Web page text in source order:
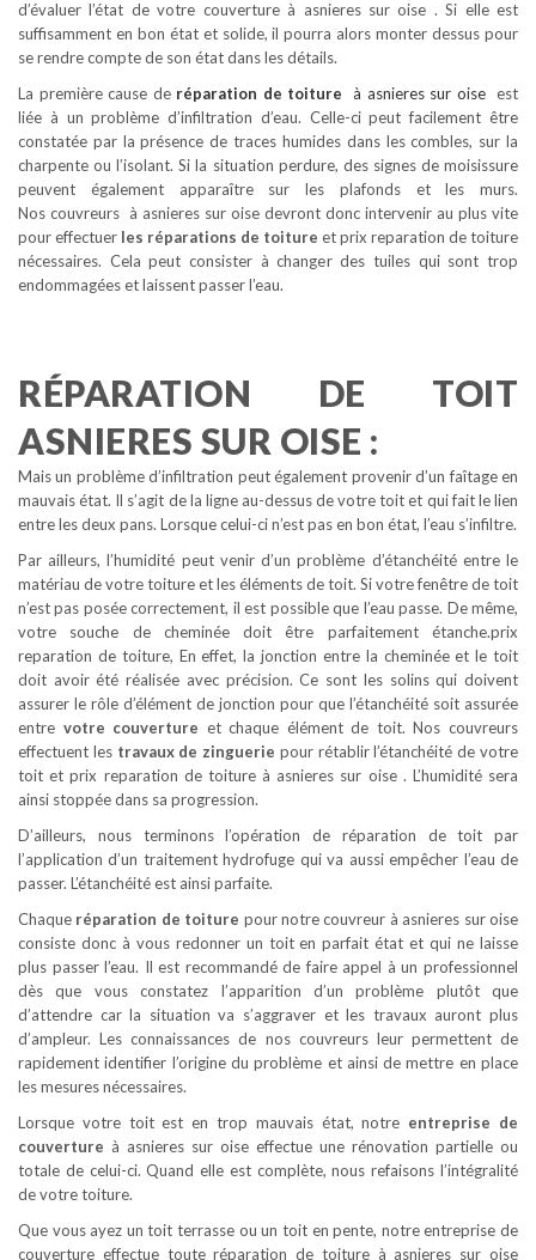
d’évaluer l’état de votre couverture à asnieres sur oise . Si elle est
suffisamment en bon état et solide, il pourra alors monter dessus pour
se rendre compte de son état dans les détails.
La première cause deréparation de toiture à asnieres sur oiseest
liée à un problème d’infiltration d’eau. Celle-ci peut facilement être
constatée par la présence de traces humides dans les combles, sur la
charpente ou l’isolant. Si la situation perdure, des signes de moisissure
peuvent également apparaître sur les plafonds et les murs.
Nos couvreurs à asnieres sur oise devront donc intervenir au plus vite
pour effectuer les réparations de toiture et prix reparation de toiture
nécessaires. Cela peut consister à changer des tuiles qui sont trop
endommagées et laissent passer l’eau.
RÉPARATION DE TOIT
ASNIERES SUR OISE :
Mais un problème d’infiltration peut également provenir d’un faîtage en
mauvais état. Il s’agit de la ligne au-dessus de votre toit et qui fait le lien
entre les deux pans. Lorsque celui-ci n’est pas en bon état, l’eau s’infiltre.
Par ailleurs, l’humidité peut venir d’un problème d’étanchéité entre le
matériau de votre toiture et les éléments de toit. Si votre fenêtre de toit
n’est pas posée correctement, il est possible que l’eau passe. De même,
votre souche de cheminée doit être parfaitement étanche.prix
reparation de toiture, En effet, la jonction entre la cheminée et le toit
doit avoir été réalisée avec précision. Ce sont les solins qui doivent
assurer le rôle d’élément de jonction pour que l’étanchéité soit assurée
entre votre couverture et chaque élément de toit. Nos couvreurs
effectuent lestravaux de zinguerie pour rétablir l’étanchéité de votre
toit et prix reparation de toiture à asnieres sur oise . L’humidité sera
ainsi stoppée dans sa progression.
D’ailleurs, nous terminons l’opération de réparation de toit par
l’application d’un traitement hydrofuge qui va aussi empêcher l’eau de
passer. L’étanchéité est ainsi parfaite.
Chaque réparation de toiture pour notre couvreur à asnieres sur oise
consiste donc à vous redonner un toit en parfait état et qui ne laisse
plus passer l’eau. Il est recommandé de faire appel à un professionnel
dès que vous constatez l’apparition d’un problème plutôt que
d’attendre car la situation va s’aggraver et les travaux auront plus
d’ampleur. Les connaissances de nos couvreurs leur permettent de
rapidement identifier l’origine du problème et ainsi de mettre en place
les mesures nécessaires.
Lorsque votre toit est en trop mauvais état, notre entreprise de
couverture à asnieres sur oise effectue une rénovation partielle ou
totale de celui-ci. Quand elle est complète, nous refaisons l’intégralité
de votre toiture.
Que vous ayez un toit terrasse ou un toit en pente, notre entreprise de
couverture effectue toute réparation de toiture à asnieres sur oise